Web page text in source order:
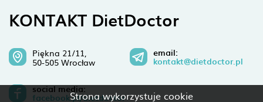
Strona wykorzystuje cookie
KONTAKT DietDoctor
Piękna 21/11,
50-505 Wrocław
email:
kontakt@dietdoctor.pl
social media:
facebook.pl/dietdoctor